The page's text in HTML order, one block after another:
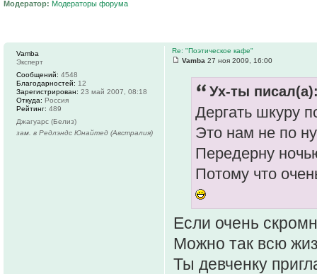
Модератор: Модераторы форума
Re: "Поэтическое кафе"
Vamba 27 ноя 2009, 16:00
Ух-ты
Дергать шкуру
Это нам не по
Передерну
Потому что
Если очень
Можно так всю
Ты девченку
Vamba
Эксперт
Сообщений: 4548
Благодарностей: 12
Зарегистрирован: 23 май 2007, 08:18
Откуда: Россия
Рейтинг: 489
Джагуарс (Белиз)
зам. в Редлэндс Юнайтед (Австралия)